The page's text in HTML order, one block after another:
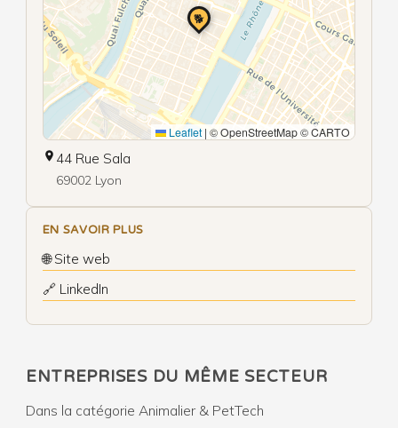
🐕
Leaflet | © OpenStreetMap © CARTO
44 Rue Sala
69002 Lyon
EN SAVOIR PLUS
🌐 Site web
🔗 LinkedIn
ENTREPRISES DU MÊME SECTEUR
Dans la catégorie Animalier & PetTech